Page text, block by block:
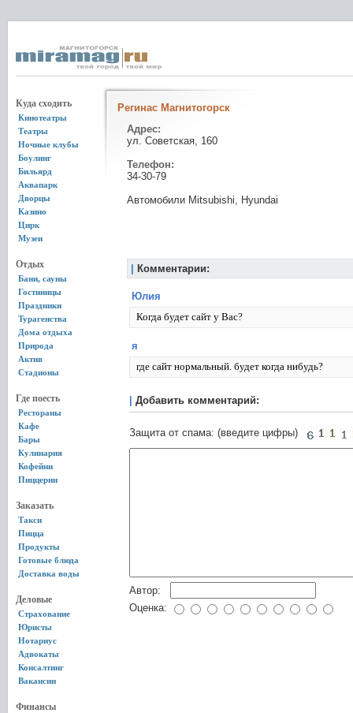
Куда сходить
Кинотеатры
Театры
Ночные клубы
Боулинг
Бильярд
Аквапарк
Дворцы
Казино
Цирк
Музеи
Отдых
Бани, сауны
Гостиницы
Праздники
Турагенства
Дома отдыха
Природа
Актив
Стадионы
Где поесть
Рестораны
Кафе
Бары
Кулинария
Кофейни
Пиццерии
Заказать
Такси
Пицца
Продукты
Готовые блюда
Доставка воды
Деловые
Страхование
Юристы
Нотариус
Адвокаты
Консалтинг
Вакансии
Финансы
Регинас Магнитогорск
Адрес:
ул. Советская, 160
Телефон:
34-30-79
Автомобили Mitsubishi, Hyundai
Комментарии:
Юлия
Когда будет сайт у Вас?
я
где сайт нормальный. будет когда нибудь?
Добавить комментарий:
Защита от спама: (введите цифры)
Автор:
Оценка: